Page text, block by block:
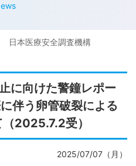
日本医療安全調査機構
に向けた警鐘レポー
伴う卵管破裂による
2025.7.2受）
2025/07/07（月）